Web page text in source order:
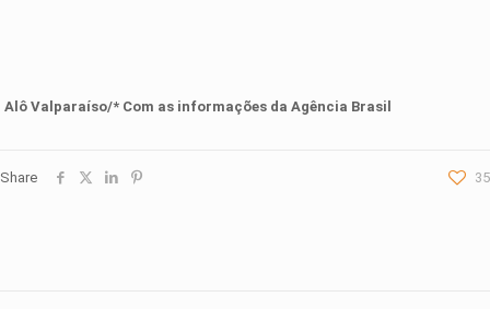
Alô Valparaíso/* Com as informações da Agência Brasil
Share 35